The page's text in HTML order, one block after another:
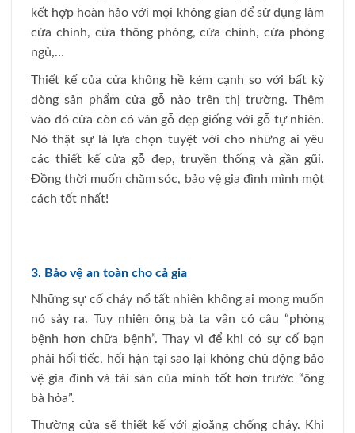
kết hợp hoàn hảo với mọi không gian để sử dụng làm
cửa chính, cửa thông phòng, cửa chính, cửa phòng
ngủ,…
Thiết kế của cửa không hề kém cạnh so với bất kỳ
dòng sản phẩm cửa gỗ nào trên thị trường. Thêm
vào đó cửa còn có vân gỗ đẹp giống với gỗ tự nhiên.
Nó thật sự là lựa chọn tuyệt vời cho những ai yêu
các thiết kế cửa gỗ đẹp, truyền thống và gần gũi.
Đồng thời muốn chăm sóc, bảo vệ gia đình mình một
cách tốt nhất!
3. Bảo vệ an toàn cho cả gia
Những sự cố cháy nổ tất nhiên không ai mong muốn
nó sảy ra. Tuy nhiên ông bà ta vẫn có câu “phòng
bệnh hơn chữa bệnh”. Thay vì để khi có sự cố bạn
phải hối tiếc, hối hận tại sao lại không chủ động bảo
vệ gia đình và tài sản của mình tốt hơn trước “ông
bà hỏa”.
Thường cửa sẽ thiết kế với gioăng chống cháy. Khi